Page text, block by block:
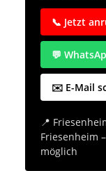
📞 Jetzt
💬
✉️ E-Mail
📍
Friesenheim
möglich